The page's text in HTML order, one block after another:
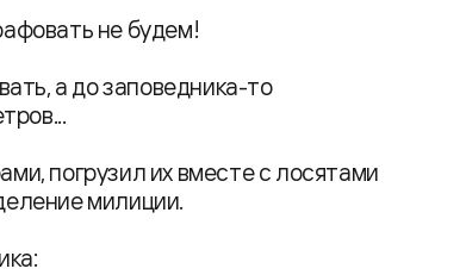
не будем!
а до заповедника-то
погрузил их вместе с лосятами
милиции.